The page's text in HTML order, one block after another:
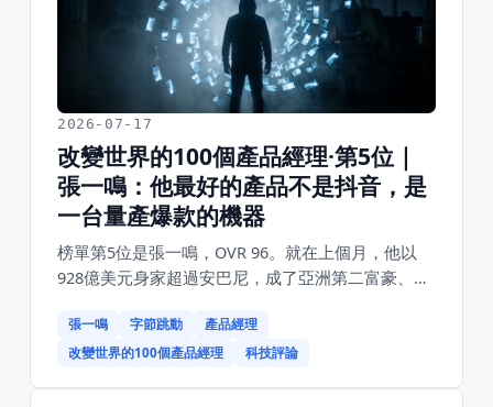
新聞稿再動手的工作法。這套方法在今天，恰好是
最值錢的東西。
2026-07-17
改變世界的100個產品經理·第5位｜
張一鳴：他最好的產品不是抖音，是
一台量產爆款的機器
榜單第5位是張一鳴，OVR 96。就在上個月，他以
928億美元身家超過安巴尼，成了亞洲第二富豪、穩
就卸任了CEO、連臉都很少露。一個「隱形」的人，
怎麼成了亞洲第二富？答案藏在他六個維度裡分最
張一鳴 字節跳動
產品經理
改變世界的100個產品經理
科技評論